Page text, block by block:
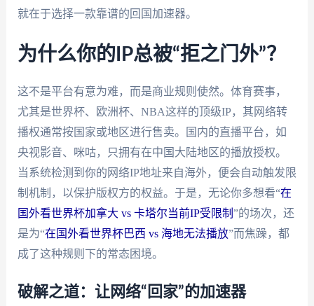
就在于选择一款靠谱的回国加速器。
为什么你的IP总被“拒之门外”？
这不是平台有意为难，而是商业规则使然。体育赛事，
尤其是世界杯、欧洲杯、NBA这样的顶级IP，其网络转
播权通常按国家或地区进行售卖。国内的直播平台，如
央视影音、咪咕，只拥有在中国大陆地区的播放授权。
当系统检测到你的网络IP地址来自海外，便会自动触发限
制机制，以保护版权方的权益。于是，无论你多想看“在
国外看世界杯加拿大 vs 卡塔尔当前IP受限制 ”的场次，还
是为“在国外看世界杯巴西 vs 海地无法播放”而焦躁，都
成了这种规则下的常态困境。
破解之道：让网络“回家”的加速器